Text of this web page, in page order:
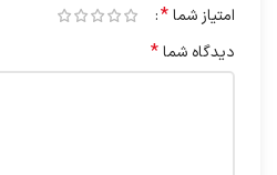
امتیاز شما*
دیدگاه شما*